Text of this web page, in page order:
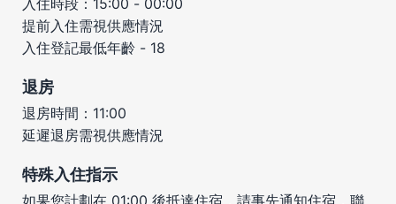
提前入住需視供應情況
入住登記最低年齡 - 18
退房
退房時間：11:00
延遲退房需視供應情況
特殊入住指示
如果您計劃在 01:00 後抵達住宿，請事先通知住宿，聯